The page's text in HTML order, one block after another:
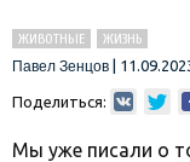
ЖИВОТНЫЕ
ЖИЗНЬ
Павел Зенцов
Поделиться:
Мы уже писали о